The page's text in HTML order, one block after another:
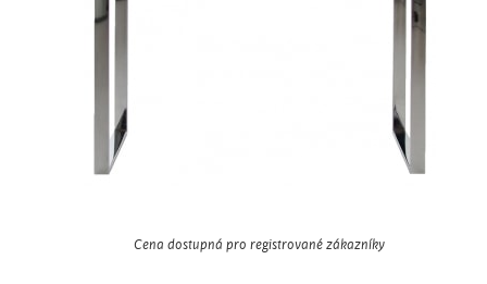
Cena dostupná pro registrované zákazníky